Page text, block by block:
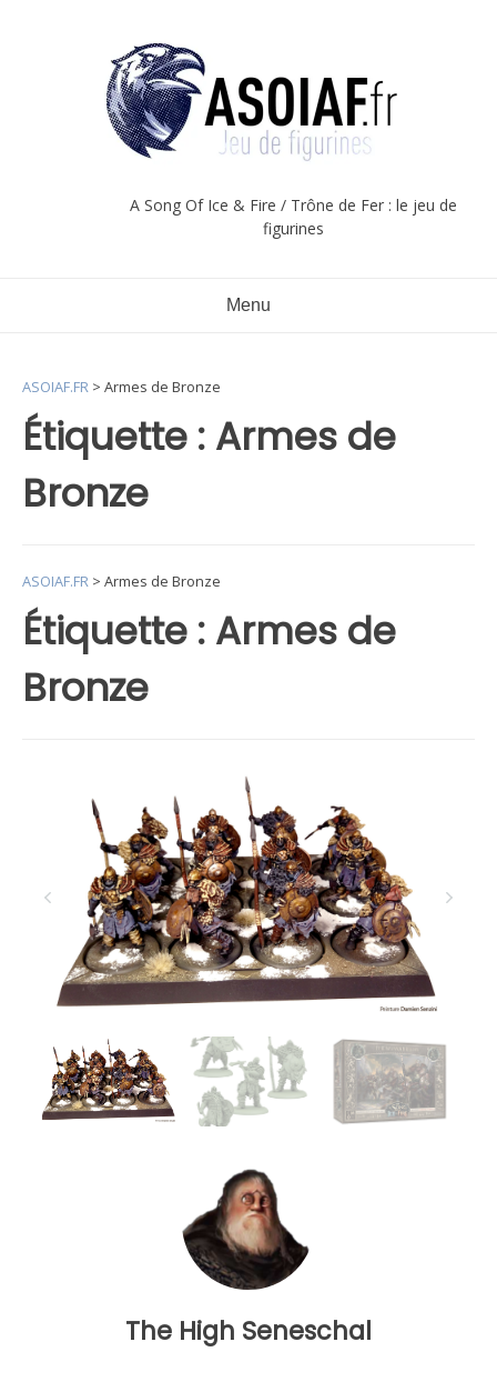
A Song Of Ice & Fire / Trône de Fer : le jeu de
figurines
Menu
Étiquette : Armes de
Bronze
ASOIAF.FR > Armes de Bronze
Étiquette : Armes de
Bronze
ASOIAF.FR > Armes de Bronze
The High Seneschal